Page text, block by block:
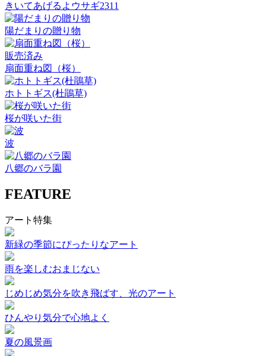
きいてあげるよウサギ2311
陽だまりの贈り物
販売済み
扇面重ね図（桜）
ホトトギス(杜鵑草)
桜が咲いた街
波
八郷のバラ園
FEATURE
アート特集
新緑の季節にぴったりなアート
雨を楽しむおまじない
じめじめ気分を吹き飛ばす、光のアート
ひんやり気分で心地よく
夏の風景画